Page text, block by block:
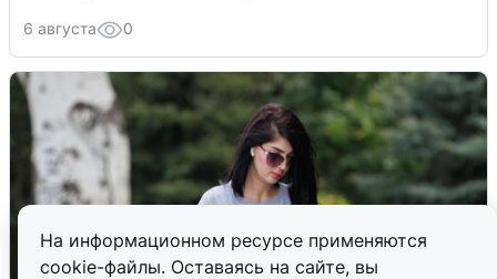
На информационном ресурсе применяются
cookie-файлы. Оставаясь на сайте, вы
6 августа 0